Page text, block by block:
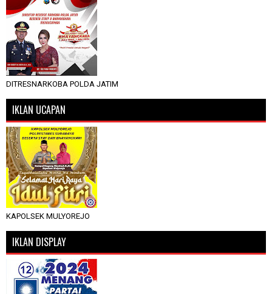
DITRESNARKOBA POLDA JATIM
IKLAN UCAPAN
KAPOLSEK MULYOREJO
IKLAN DISPLAY